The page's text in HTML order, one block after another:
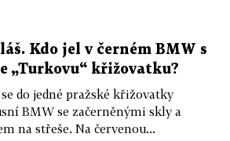
Kdo jel v černém BMW s
„Turkovu“ křižovatku?
do jedné pražské křižovatky
BMW se začerněnými skly a
na střeše. Na červenou...